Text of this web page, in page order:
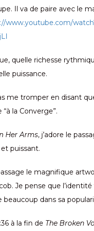
Il va de paire avec le
www.youtube.com/
quelle richesse
puissance.
me tromper en disant
la Converge”.
Her Arms, j’adore le
puissant.
le magnifique
Je pense que l’identité
beaucoup dans sa
à la fin de The Broken